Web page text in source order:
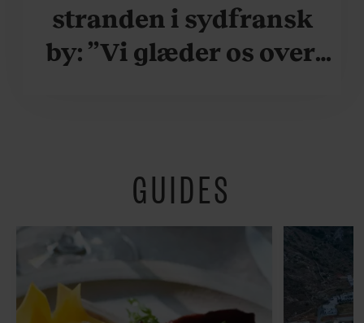
stranden i sydfransk
by: ”Vi glæder os over,
fredeligt”
GUIDES